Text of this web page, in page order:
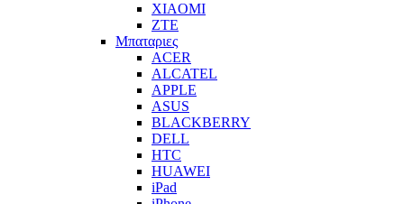
XIAOMI
ZTE
Μπαταριες
ACER
ALCATEL
APPLE
ASUS
BLACKBERRY
DELL
HTC
HUAWEI
iPad